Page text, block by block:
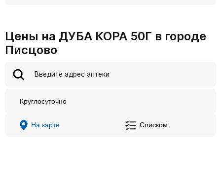
Цены на ДУБА КОРА 50Г в городе
Писцово
Круглосуточно
На карте Списком